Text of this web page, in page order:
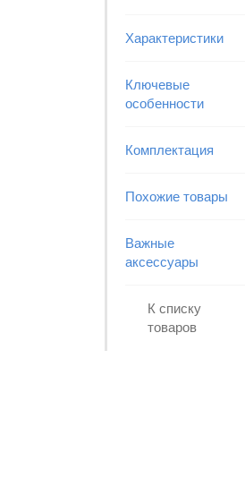
Характеристики
Ключевые
особенности
Комплектация
Похожие товары
Важные
аксессуары
К списку
товаров